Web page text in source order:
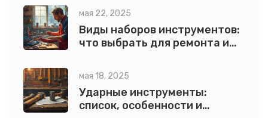
мая 22, 2025
Виды наборов инструментов:
что выбрать для ремонта и
мая 18, 2025
Ударные инструменты:
список, особенности и